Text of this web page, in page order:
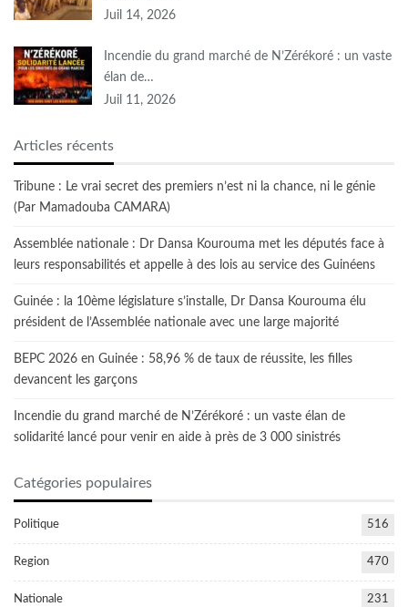
Juil 14, 2026
Incendie du grand marché de N’Zérékoré : un vaste
élan de…
Juil 11, 2026
Articles récents
Tribune : Le vrai secret des premiers n’est ni la chance, ni le génie
(Par Mamadouba CAMARA)
Assemblée nationale : Dr Dansa Kourouma met les députés face à
leurs responsabilités et appelle à des lois au service des Guinéens
Guinée : la 10ème législature s’installe, Dr Dansa Kourouma élu
président de l’Assemblée nationale avec une large majorité
BEPC 2026 en Guinée : 58,96 % de taux de réussite, les filles
devancent les garçons
Incendie du grand marché de N’Zérékoré : un vaste élan de
solidarité lancé pour venir en aide à près de 3 000 sinistrés
Catégories populaires
Politique 516
Region 470
Nationale 231